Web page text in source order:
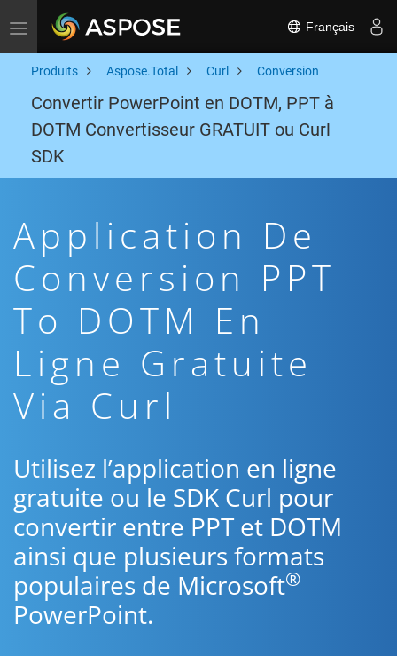
Toggle navigation Français
Produits Aspose.Total Curl Conversion
Convertir PowerPoint en DOTM, PPT à
DOTM Convertisseur GRATUIT ou Curl
SDK
Application De
Conversion PPT
To DOTM En
Ligne Gratuite
Via Curl
Utilisez l’application en ligne
gratuite ou le SDK Curl pour
convertir entre PPT et DOTM
ainsi que plusieurs formats
populaires de Microsoft®
PowerPoint.